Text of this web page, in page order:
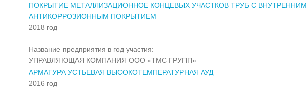
ПОКРЫТИЕ МЕТАЛЛИЗАЦИОННОЕ КОНЦЕВЫХ УЧАСТКОВ ТРУБ С ВНУТРЕННИМ
АНТИКОРРОЗИОННЫМ ПОКРЫТИЕМ
2018 год
Название предприятия в год участия:
УПРАВЛЯЮЩАЯ КОМПАНИЯ ООО «ТМС ГРУПП»
АРМАТУРА УСТЬЕВАЯ ВЫСОКОТЕМПЕРАТУРНАЯ АУД
2016 год